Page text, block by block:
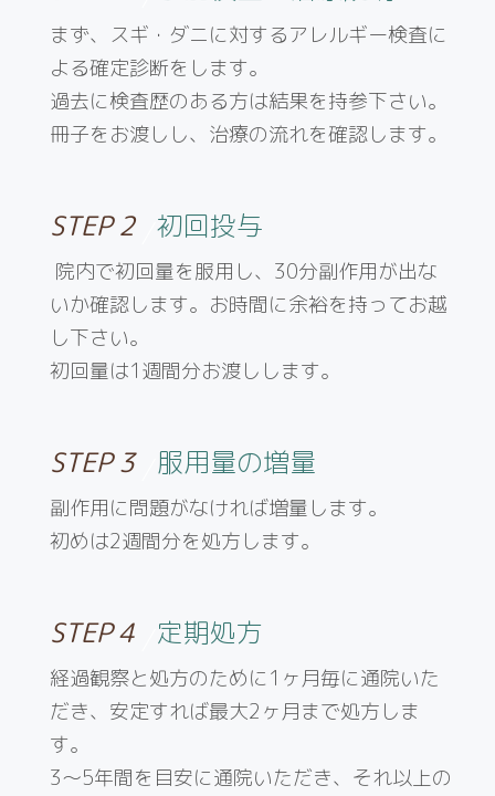
まず、スギ・ダニに対するアレルギー検査に
よる確定診断をします。
過去に検査歴のある方は結果を持参下さい。
冊子をお渡しし、治療の流れを確認します。
STEP 2 初回投与
院内で初回量を服用し、30分副作用が出な
いか確認します。お時間に余裕を持ってお越
し下さい。
初回量は1週間分お渡しします。
STEP 3 服用量の増量
副作用に問題がなければ増量します。
初めは2週間分を処方します。
STEP 4 定期処方
経過観察と処方のために1ヶ月毎に通院いた
だき、安定すれば最大2ヶ月まで処方しま
す。
3〜5年間を目安に通院いただき、それ以上の